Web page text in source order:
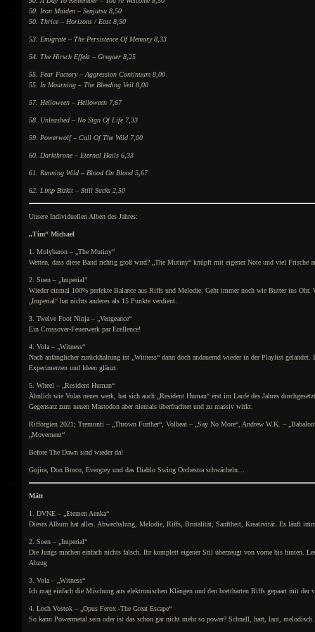
50. Iron Maiden – Senjutsu 8,50
50. Thrice – Horizons / East 8,50
53. Emigrate – The Persistence Of Memory 8,33
54. The Hirsch Effekt – Gregaer 8,25
55. Fear Factory – Aggression Continuum 8,00
55. In Mourning – The Bleeding Veil 8,00
57. Helloween – Helloween 7,67
58. Unleashed – No Sign Of Life 7,33
59. Powerwolf – Call Of The Wild 7,00
60. Darkthrone – Eternal Hails 6,33
61. Running Wild – Blood On Blood 5,67
62. Limp Bizkit – Still Sucks 2,50
Unsere Individuellen Alben des Jahres:
„Tim“ Michael
1. Molybaron – „The Mutiny“
Wetten, dass diese Band richtig groß wird? „The Mutiny“ knüpft mit eigener Note und viel Frische
2. Soen – „Imperial“
Wieder einmal 100% perfekte Balance aus Riffs und Melodie. Geht immer noch wie Butter ins
„Imperial“ hat nichts anderes als 15 Punkte verdient.
3. Twelve Foot Ninja – „Vengeance“
Ein Crossover-Feuerwerk par Ecellence!
4. Vola – „Witness“
Nach anfänglicher zurückhaltung ist „Witness“ dann doch andauernd wieder in der Playlist
Experimenten und Ideen glänzt.
5. Wheel – „Resident Human“
Ähnlich wie Volas neues werk, hat sich auch „Resident Human“ erst im Laufe des Jahres
Gegensatz zum neuen Mastodon aber niemals überfrachtet und zu massiv wirkt.
Rifforgien 2021; Tremonti – „Thrown Further“, Volbeat – „Say No More“, Andrew W.K. –
„Movement“
Before The Dawn sind wieder da!
Gojira, Don Broco, Evergrey und das Diablo Swing Orchestra schwächeln…
Mätt
1. DVNE – „Etemen Aenka“
Dieses Album hat alles. Abwechslung, Melodie, Riffs, Brutalität, Sanftheit, Kreativität. Es läuft
2. Soen – „Imperial“
Die Jungs machen einfach nichts falsch. Ihr komplett eigener Stil überzeugt von vorne bis hinten.
Abzug
3. Vola – „Witness“
Ich mag einfach die Mischung aus elektronischen Klängen und den brettharten Riffs gepaart mit der
4. Loch Vostok – „Opus Ferox -The Great Escape“
So kann Powermetal sein oder ist das schon gar nicht mehr so power? Schnell, hart, laut, melodisch.